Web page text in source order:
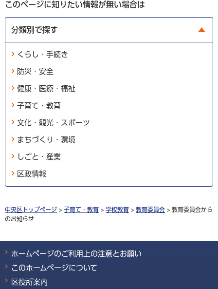
このページに知りたい情報が無い場合は
分類別で探す
くらし・手続き
防災・安全
健康・医療・福祉
子育て・教育
文化・観光・スポーツ
まちづくり・環境
しごと・産業
区政情報
中央区トップページ > 子育て・教育 > 学校教育 > 教育委員会 > 教育委員会から
のお知らせ
ホームページのご利用上の注意とお願い
このホームページについて
区役所案内